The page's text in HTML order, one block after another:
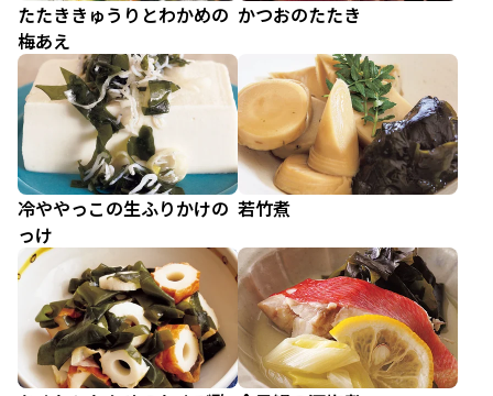
たたききゅうりとわかめの
梅あえ
かつおのたたき
冷ややっこの生ふりかけの
っけ
若竹煮